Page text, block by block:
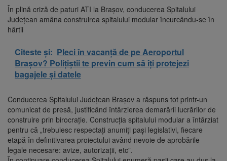
În plină criză de paturi ATI la Brașov, conducerea Spitalului
Județean amâna construirea spitalului modular încurcându-se în
hârtii
Citeste și: Pleci în vacanță de pe Aeroportul
Brașov? Polițiștii te previn cum să îți protejezi
bagajele și datele
Conducerea Spitalului Județean Brașov a răspuns tot printr-un
comunicat de presă, justificând întârzierea demarării lucrărilor de
construire prin birocrație. Construcția spitalului modular a întârziat
pentru că „trebuiesc respectați anumiți pași legislativi, fiecare
etapă în definitivarea proiectului având nevoie de aprobările
legale necesare: avize, autorizații, etc”.